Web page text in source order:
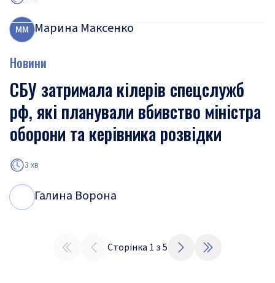
ММ Марина Максенко
Новини
СБУ затримала кілерів спецслужб
рф, які планували вбивство міністра
оборони та керівника розвідки
3 хв
Галина Ворона
Сторінка 1 з5